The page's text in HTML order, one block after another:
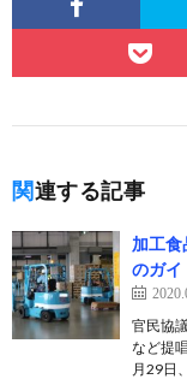
関連する記事
加工
のガイ
官民協
など提
月29日